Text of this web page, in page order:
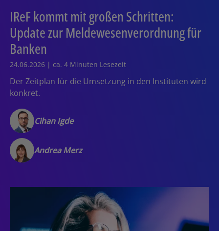
IReF kommt mit großen Schritten:
Update zur Meldewesenverordnung für
Banken
24.06.2026 | ca. 4 Minuten Lesezeit
Der Zeitplan für die Umsetzung in den Instituten wird
konkret.
Cihan Igde
Andrea Merz